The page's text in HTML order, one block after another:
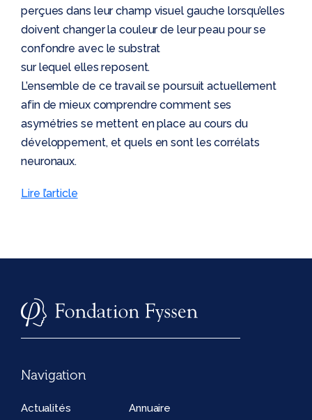
perçues dans leur champ visuel gauche lorsqu’elles
doivent changer la couleur de leur peau pour se
confondre avec le substrat
sur lequel elles reposent.
L’ensemble de ce travail se poursuit actuellement
afin de mieux comprendre comment ses
asymétries se mettent en place au cours du
développement, et quels en sont les corrélats
neuronaux.
Lire l’article
Navigation
Actualités
Annuaire